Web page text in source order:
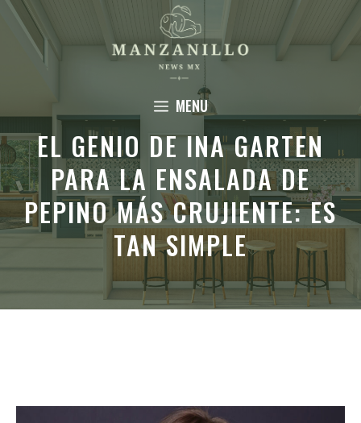
Saltar
contenido
MENU
EL GENIO DE INA GARTEN
PARA LA ENSALADA DE
PEPINO MÁS CRUJIENTE: ES
TAN SIMPLE